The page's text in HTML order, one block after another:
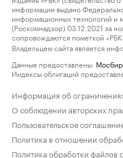
информации выдано
информационных технологий и
(Роскомнадзор) 03.12.2021 за
сопровождаются пометкой
Владельцем сайта является
Данные предоставлены:
Индексы облигаций
Информация об
О соблюдении авторских
Пользовательское
Политика в отношении
Политика обработки файлов